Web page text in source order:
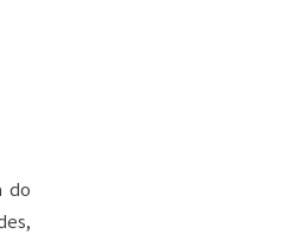
do